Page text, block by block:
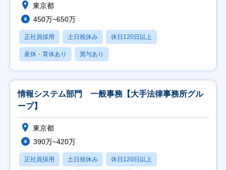
東京都
450万~650万
正社員採用 土日祝休み 休日120日以上
産休・育休あり 賞与あり
情報システム部門 一般事務【大手法律事務所グル
ープ】
東京都
390万~420万
正社員採用 土日祝休み 休日120日以上